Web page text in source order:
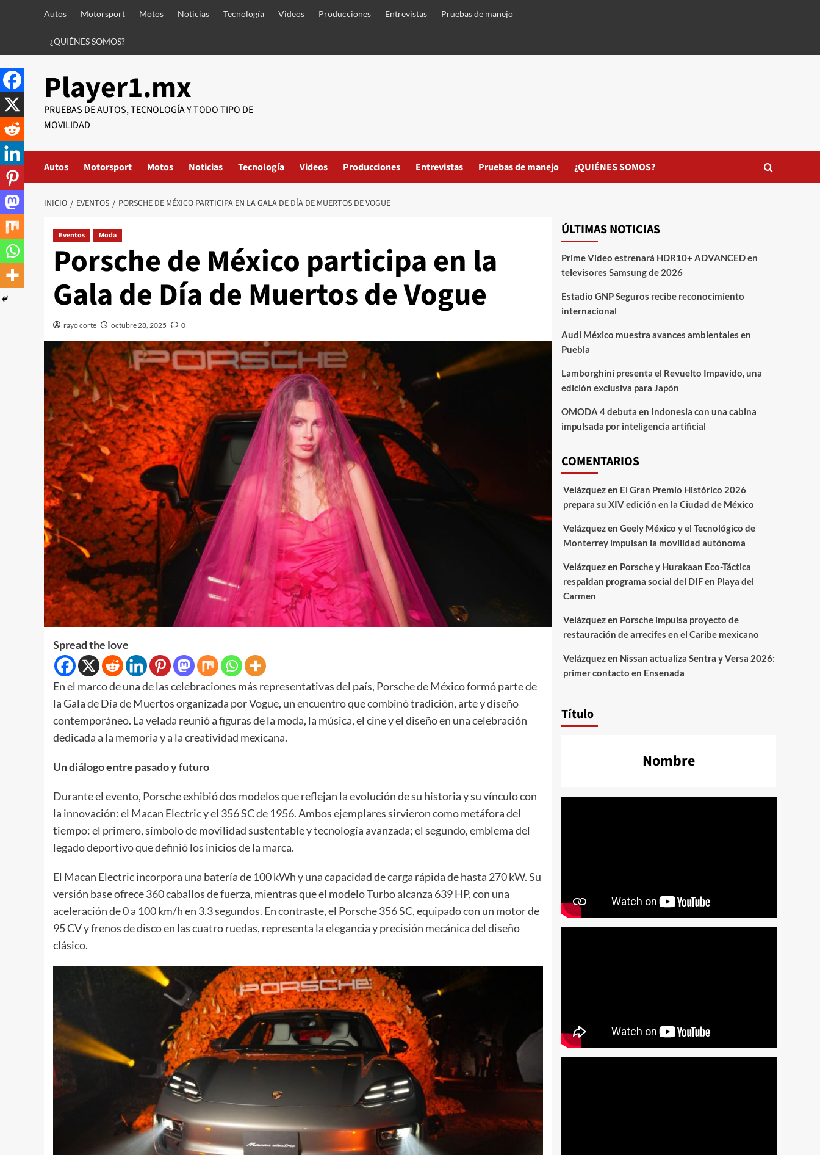
Autos Motorsport Motos Noticias Tecnología Videos Producciones Entrevistas Pruebas de manejo
¿QUIÉNES SOMOS?
Player1.mx
PRUEBAS DE AUTOS, TECNOLOGÍA Y TODO TIPO DE
MOVILIDAD
Autos Motorsport Motos Noticias Tecnología Videos Producciones Entrevistas Pruebas de manejo ¿QUIÉNES SOMOS?
INICIO EVENTOS PORSCHE DE MÉXICO PARTICIPA EN LA GALA DE DÍA DE MUERTOS DE VOGUE
Eventos Moda
Porsche de México participa en la
Gala de Día de Muertos de Vogue
rayo corte octubre 28, 2025 0
Spread the love
En el marco de una de las celebraciones más representativas del país, Porsche de México formó parte de
la Gala de Día de Muertos organizada por Vogue, un encuentro que combinó tradición, arte y diseño
contemporáneo. La velada reunió a figuras de la moda, la música, el cine y el diseño en una celebración
dedicada a la memoria y a la creatividad mexicana.
Un diálogo entre pasado y futuro
Durante el evento, Porsche exhibió dos modelos que reflejan la evolución de su historia y su vínculo con
la innovación: el Macan Electric y el 356 SC de 1956. Ambos ejemplares sirvieron como metáfora del
tiempo: el primero, símbolo de movilidad sustentable y tecnología avanzada; el segundo, emblema del
legado deportivo que definió los inicios de la marca.
El Macan Electric incorpora una batería de 100 kWh y una capacidad de carga rápida de hasta 270 kW. Su
versión base ofrece 360 caballos de fuerza, mientras que el modelo Turbo alcanza 639 HP, con una
aceleración de 0 a 100 km/h en 3.3 segundos. En contraste, el Porsche 356 SC, equipado con un motor de
95 CV y frenos de disco en las cuatro ruedas, representa la elegancia y precisión mecánica del diseño
clásico.
ÚLTIMAS NOTICIAS
Prime Video estrenará HDR10+ ADVANCED en
televisores Samsung de 2026
Estadio GNP Seguros recibe reconocimiento
internacional
Audi México muestra avances ambientales en
Puebla
Lamborghini presenta el Revuelto Impavido, una
edición exclusiva para Japón
OMODA 4 debuta en Indonesia con una cabina
impulsada por inteligencia artificial
COMENTARIOS
Velázquezen El Gran Premio Histórico 2026
prepara su XIV edición en la Ciudad de México
Velázquezen Geely México y el Tecnológico de
Monterrey impulsan la movilidad autónoma
Velázquezen Porsche y Hurakaan Eco-Táctica
respaldan programa social del DIF en Playa del
Carmen
Velázquezen Porsche impulsa proyecto de
restauración de arrecifes en el Caribe mexicano
Velázquezen Nissan actualiza Sentra y Versa 2026:
primer contacto en Ensenada
Título
Nombre